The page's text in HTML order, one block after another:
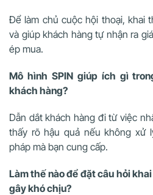
Để làm chủ cuộc hội thoại, khai
và giúp khách hàng tự nhận ra
ép mua.
Mô hình SPIN giúp ích gì
khách hàng?
Dẫn dắt khách hàng đi từ việc
thấy rõ hậu quả nếu không xử
pháp mà bạn cung cấp.
Làm thế nào để đặt câu hỏi
gây khó chịu?